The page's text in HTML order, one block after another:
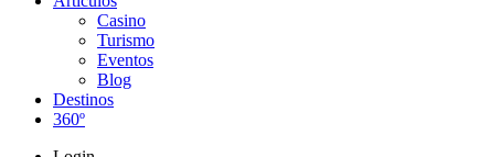
Casino
Turismo
Eventos
Blog
Destinos
360º